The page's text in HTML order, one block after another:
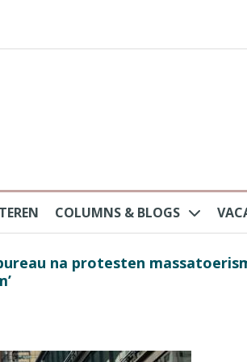
COLUMNS & BLOGS
massatoerisme: ‘Nederlandse